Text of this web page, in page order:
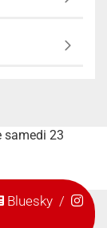
samedi 23
Bluesky/